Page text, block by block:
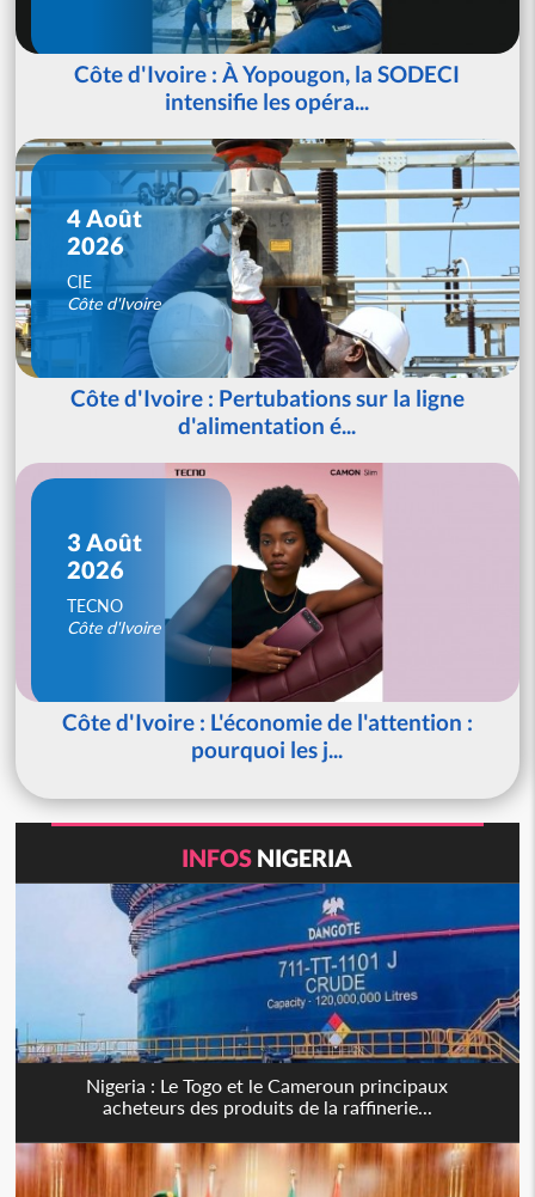
Côte d'Ivoire : À Yopougon, la SODECI
intensifie les opéra...
4 Août
2026
CIE
Côte d'Ivoire
Côte d'Ivoire : Pertubations sur la ligne
d'alimentation é...
3 Août
2026
TECNO
Côte d'Ivoire
Côte d'Ivoire : L'économie de l'attention :
pourquoi les j...
INFOS NIGERIA
Nigeria : Le Togo et le Cameroun principaux
acheteurs des produits de la raffinerie...